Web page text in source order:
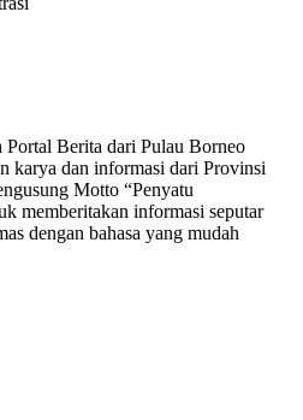
Berita dari Pulau Borneo
karya dan informasi dari Provinsi
Motto “Penyatu
memberitakan informasi seputar
dengan bahasa yang mudah